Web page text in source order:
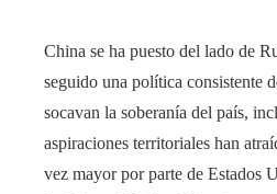
China se ha puesto del lado de
seguido una política consistente
socavan la soberanía del país,
aspiraciones territoriales han
vez mayor por parte de Estados